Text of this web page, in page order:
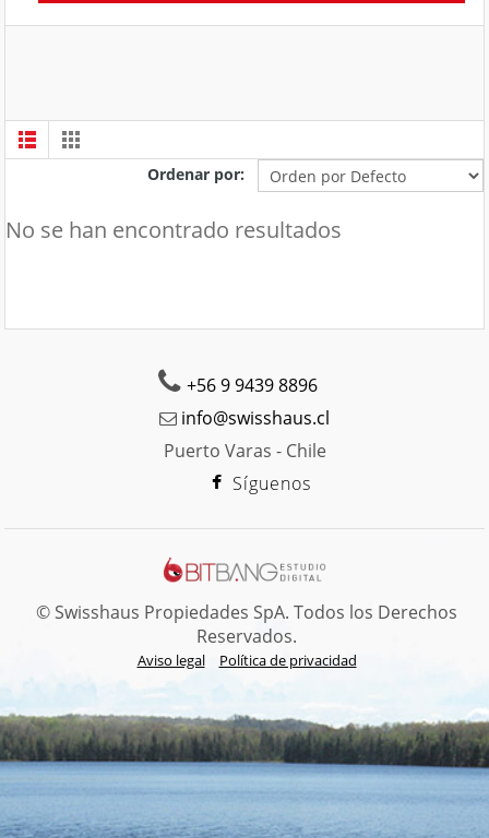
Ordenar por:
No se han encontrado resultados
info@swisshaus.cl
+56 9 9439 8896
Puerto Varas - Chile
Síguenos
© Swisshaus Propiedades SpA. Todos los Derechos
Reservados.
Aviso legal Política de privacidad